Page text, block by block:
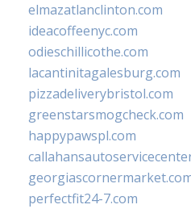
elmazatlanclinton.com
ideacoffeenyc.com
odieschillicothe.com
lacantinitagalesburg.com
pizzadeliverybristol.com
greenstarsmogcheck.com
happypawspl.com
perfectfit24-7.com